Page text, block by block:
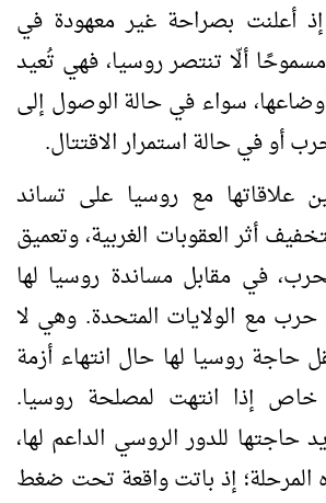
أعلنت بصراحة غير معهودة في
ألّا تنتصر روسيا، فهي تُعيد
سواء في حالة الوصول إلى
أو في حالة استمرار الاقتتال.
علاقاتها مع روسيا على تساند
أثر العقوبات الغربية، وتعميق
في مقابل مساندة روسيا لها
مع الولايات المتحدة. وهي لا
روسيا لها حال انتهاء أزمة
خاص إذا انتهت لمصلحة روسيا.
حاجتها للدور الروسي الداعم لها،
المرحلة؛ إذ باتت واقعة تحت ضغط